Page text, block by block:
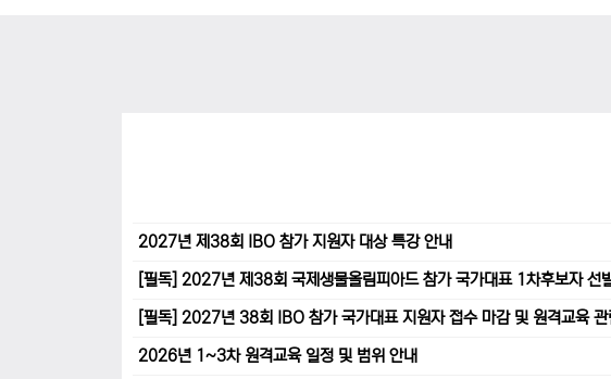
2027년 제38회 IBO 참가 지원자 대상 특강 안내
[필독] 2027년 제38회 국제생물올림피아드 참가 국가대표 1차후보자 선
[필독] 2027년 38회 IBO 참가 국가대표 지원자 접수 마감 및 원격교육
2026년 1~3차 원격교육 일정 및 범위 안내